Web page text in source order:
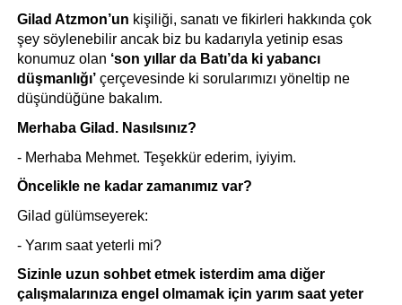
Gilad Atzmon’un kişiliği, sanatı ve fikirleri hakkında çok
şey söylenebilir ancak biz bu kadarıyla yetinip esas
konumuz olan ‘son yıllar da Batı’da ki yabancı
düşmanlığı’ çerçevesinde ki sorularımızı yöneltip ne
düşündüğüne bakalım.
Merhaba Gilad. Nasılsınız?
- Merhaba Mehmet. Teşekkür ederim, iyiyim.
Öncelikle ne kadar zamanımız var?
Gilad gülümseyerek:
- Yarım saat yeterli mi?
Sizinle uzun sohbet etmek isterdim ama diğer
çalışmalarınıza engel olmamak için yarım saat yeter